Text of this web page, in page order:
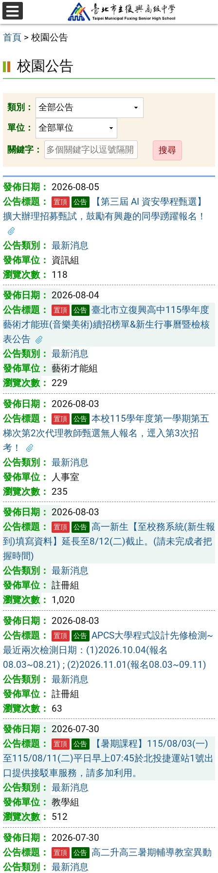
跳
至
主
內
容
區
選
單
首頁 > 校園公告
校園公告
類別：
單位：
關鍵字：
送
出
2026-08-05
置頂 公告
【第三屆 AI 資安學程甄選】
擴大辦理招募甄試，鼓勵有興趣的同學踴躍報名！
最新消息
資訊組
118
2026-08-04
置頂 公告 臺北市立復興高中115學年度
藝術才能班(音樂美術)續招榜單&新生行事曆暨檢核
表公告
最新消息
藝術才能組
229
2026-08-03
置頂 公告 本校115學年度第一學期第五
梯次第2次代理教師甄選無人報名，逕入第3次招
考！
最新消息
人事室
235
2026-08-03
置頂 公告 高一新生【至校務系統(新生報
到)填寫資料】延長至8/12(二)截止。(請未完成者把
握時間)
最新消息
註冊組
1,020
2026-08-03
置頂 公告 APCS大學程式設計先修檢測~
最近兩次檢測日期：(1)2026.10.04(報名
08.03~08.21) ; (2)2026.11.01(報名08.03~09.11)
最新消息
註冊組
63
2026-07-30
置頂 公告
【暑期課程】115/08/03(一)
至115/08/11(二)平日早上07:45於北投捷運站1號出
口提供接駁車服務，請多加利用。
最新消息
教學組
512
2026-07-30
置頂 公告 高二升高三暑期輔導教室異動
最新消息